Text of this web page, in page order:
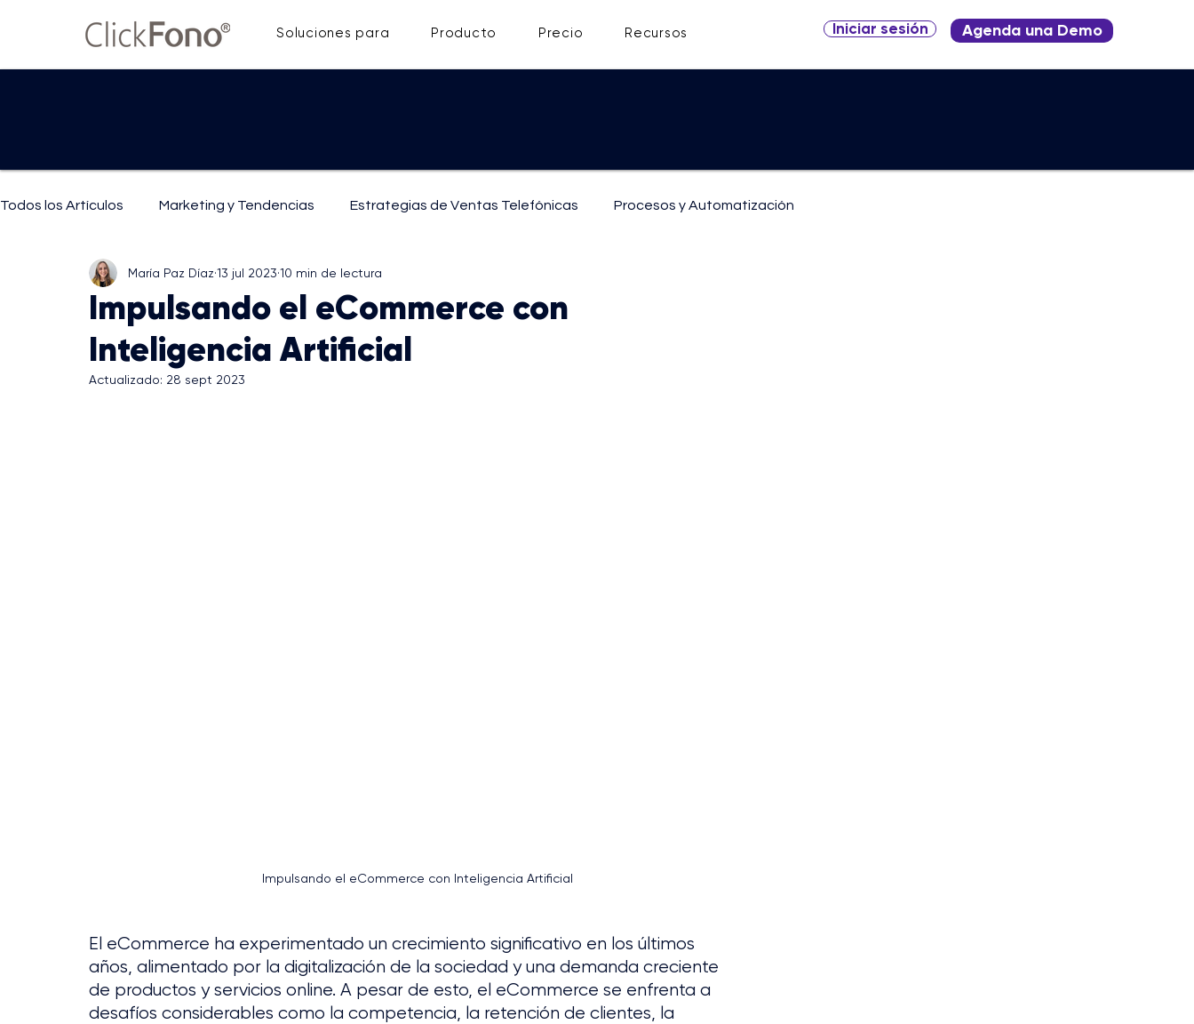
Soluciones para Producto Precio Recursos Iniciar sesión Agenda una Demo
Todos los Artículos Marketing y Tendencias Estrategias de Ventas Telefónicas Procesos y Automatización
IA y Tecnología Mejoras y Técnicas de Comunicación
Impulsando el eCommerce con
Inteligencia Artificial
María Paz Díaz 13 jul 2023 10 min de lectura
Actualizado: 28 sept 2023
Impulsando el eCommerce con Inteligencia Artificial
El eCommerce ha experimentado un crecimiento significativo en los últimos
años, alimentado por la digitalización de la sociedad y una demanda creciente
de productos y servicios online. A pesar de esto, el eCommerce se enfrenta a
desafíos considerables como la competencia, la retención de clientes, la